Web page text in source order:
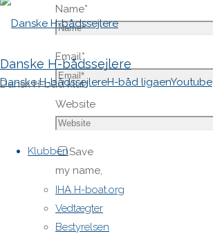
Danske H-bådssejlere
Dansk H-båd klub
Danske H-bådssejlereH-båd ligaenYoutube
Klubben
IHA H-boat.org
Vedtægter
Bestyrelsen
Name*
Email*
Website
Save
my name,
email,
and site
URL in my